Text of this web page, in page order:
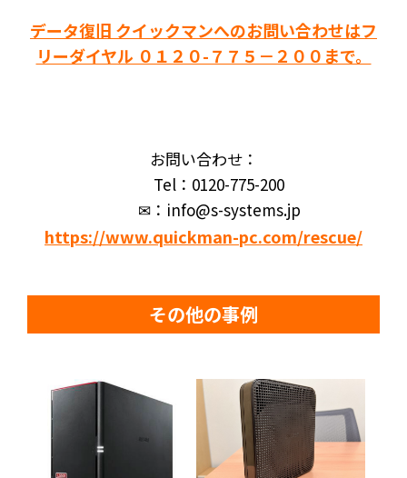
データ復旧 クイックマンへのお問い合わせはフ
リーダイヤル ０１２０-７７５－２００まで。
お問い合わせ：
Tel：0120-775-200
✉：info@s-systems.jp
https://www.quickman-pc.com/rescue/
その他の事例